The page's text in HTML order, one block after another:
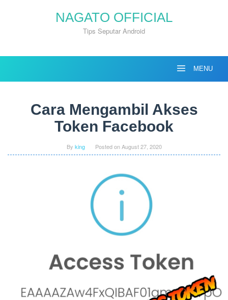
NAGATO OFFICIAL
Tips Seputar Android
MENU
Cara Mengambil Akses
Token Facebook
By king Posted onAugust 27, 2020